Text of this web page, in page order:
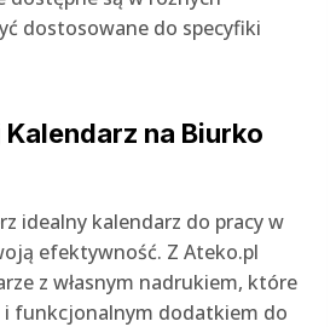
dostosowane do specyfiki
na Biurko
idealny kalendarz do pracy w
efektywność. Z Ateko.pl
z własnym nadrukiem, które
i funkcjonalnym dodatkiem do